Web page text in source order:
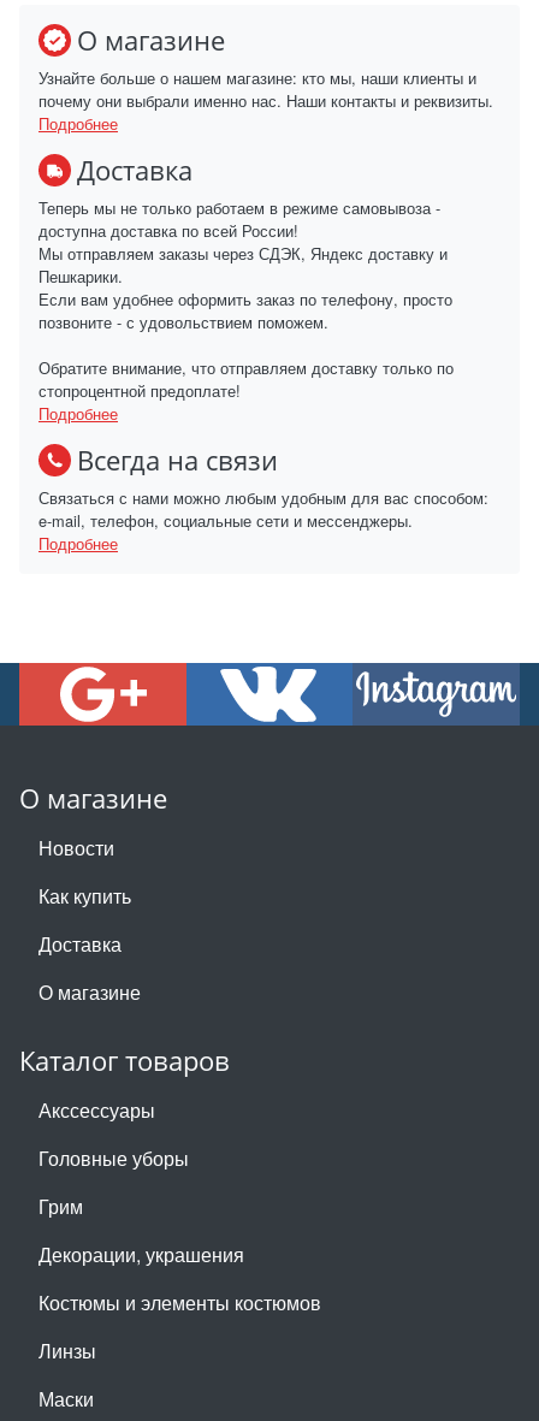
О магазине
Узнайте больше о нашем магазине: кто мы, наши клиенты и
почему они выбрали именно нас. Наши контакты и реквизиты.
Подробнее
Доставка
Теперь мы не только работаем в режиме самовывоза -
доступна доставка по всей России!
Мы отправляем заказы через СДЭК, Яндекс доставку и
Пешкарики.
Если вам удобнее оформить заказ по телефону, просто
позвоните - с удовольствием поможем.
Обратите внимание, что отправляем доставку только по
стопроцентной предоплате!
Подробнее
Всегда на связи
Связаться с нами можно любым удобным для вас способом:
e-mail, телефон, социальные сети и мессенджеры.
Подробнее
О магазине
Новости
Как купить
Доставка
О магазине
Каталог товаров
Акссессуары
Головные уборы
Грим
Декорации, украшения
Костюмы и элементы костюмов
Линзы
Маски